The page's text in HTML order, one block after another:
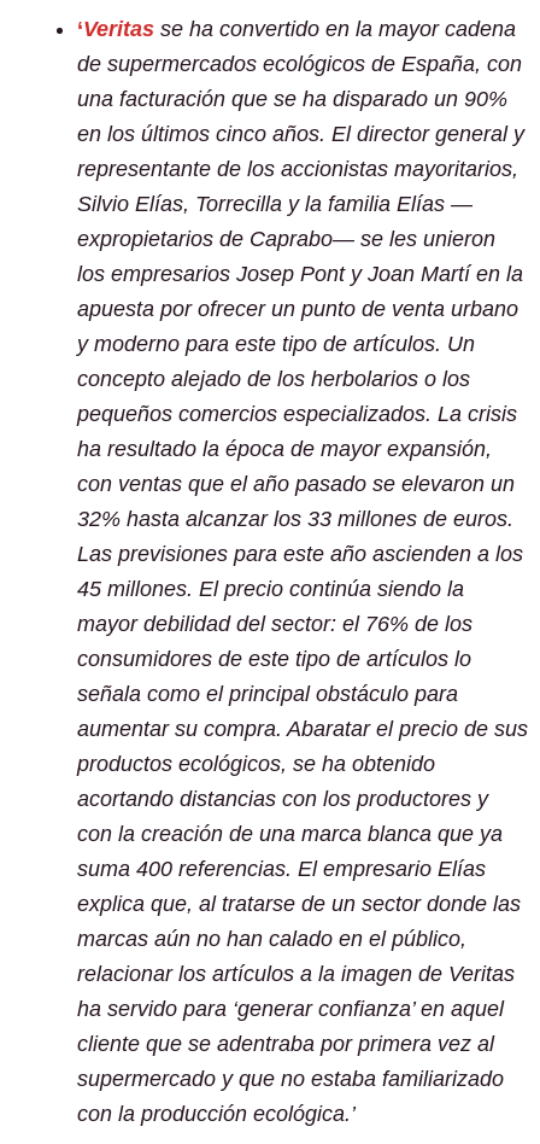
‘Veritas se ha convertido en la mayor cadena
de supermercados ecológicos de España, con
una facturación que se ha disparado un 90%
en los últimos cinco años. El director general y
representante de los accionistas mayoritarios,
Silvio Elías, Torrecilla y la familia Elías —
expropietarios de Caprabo— se les unieron
los empresarios Josep Pont y Joan Martí en la
apuesta por ofrecer un punto de venta urbano
y moderno para este tipo de artículos. Un
concepto alejado de los herbolarios o los
pequeños comercios especializados. La crisis
ha resultado la época de mayor expansión,
con ventas que el año pasado se elevaron un
32% hasta alcanzar los 33 millones de euros.
Las previsiones para este año ascienden a los
45 millones. El precio continúa siendo la
mayor debilidad del sector: el 76% de los
consumidores de este tipo de artículos lo
señala como el principal obstáculo para
aumentar su compra. Abaratar el precio de sus
productos ecológicos, se ha obtenido
acortando distancias con los productores y
con la creación de una marca blanca que ya
suma 400 referencias. El empresario Elías
explica que, al tratarse de un sector donde las
marcas aún no han calado en el público,
relacionar los artículos a la imagen de Veritas
ha servido para ‘generar confianza’ en aquel
cliente que se adentraba por primera vez al
supermercado y que no estaba familiarizado
con la producción ecológica.’